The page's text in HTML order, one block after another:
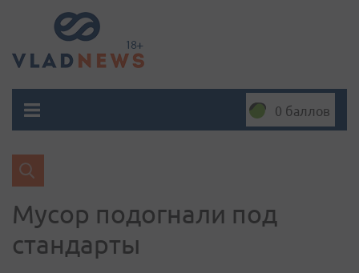
0 баллов
Мусор подогнали под
стандарты